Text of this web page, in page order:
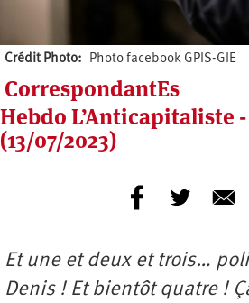
Crédit Photo Photo facebook GPIS-GIE
CorrespondantEs
Hebdo L’Anticapitaliste -
(13/07/2023)
Et une et deux et trois…
Denis ! Et bientôt quatre !